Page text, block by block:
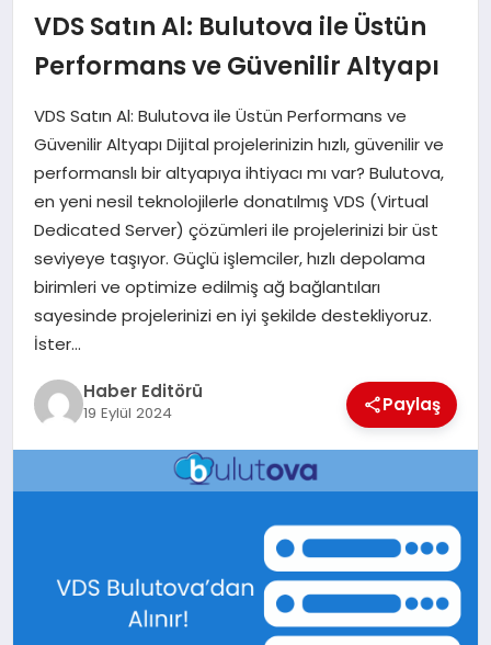
TEKNOLOJI
EĞITIM
MAGAZIN
SPOR
YAŞAM
VDS Satın Al: Bulutova ile Üstün
Performans ve Güvenilir Altyapı
VDS Satın Al: Bulutova ile Üstün Performans ve
Güvenilir Altyapı Dijital projelerinizin hızlı, güvenilir ve
performanslı bir altyapıya ihtiyacı mı var? Bulutova,
en yeni nesil teknolojilerle donatılmış VDS (Virtual
Dedicated Server) çözümleri ile projelerinizi bir üst
seviyeye taşıyor. Güçlü işlemciler, hızlı depolama
birimleri ve optimize edilmiş ağ bağlantıları
sayesinde projelerinizi en iyi şekilde destekliyoruz.
İster…
Haber Editörü
19 Eylül 2024 Paylaş